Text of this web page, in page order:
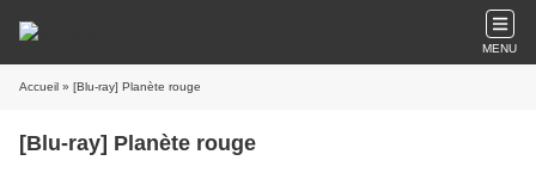
MENU
Accueil » [Blu-ray] Planète rouge
[Blu-ray] Planète rouge